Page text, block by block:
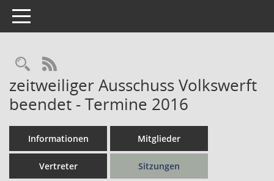
Toggle navigation
Rechercheauswahl
RSS-Feed
zeitweiliger Ausschuss Volkswerft
beendet - Termine 2016
Informationen Mitglieder
Vertreter Sitzungen